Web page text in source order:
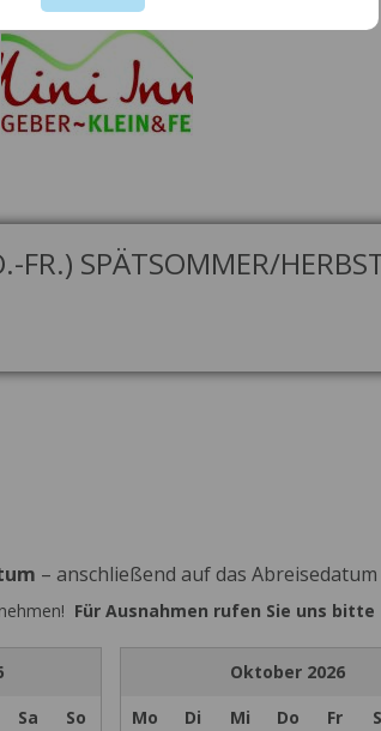
FR.) SPÄTSOMMER/
– anschließend auf das Abreisedatum
Für Ausnahmen rufen Sie uns bitte
Sa
So
Oktober 2026
Mo
Di Mi Do Fr